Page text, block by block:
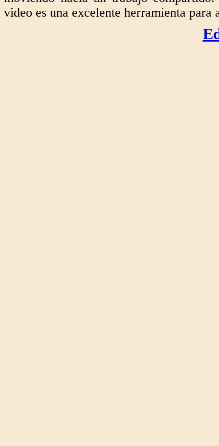
video es una excelente herramienta para